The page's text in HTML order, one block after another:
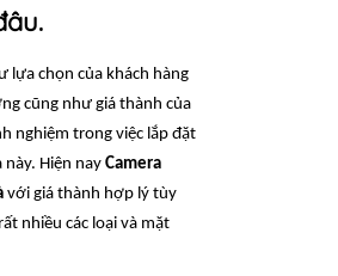
lựa chọn của khách hàng
cũng như giá thành của
nghiệm trong việc lắp đặt
này. Hiện nay Camera
với giá thành hợp lý tùy
nhiều các loại và mặt